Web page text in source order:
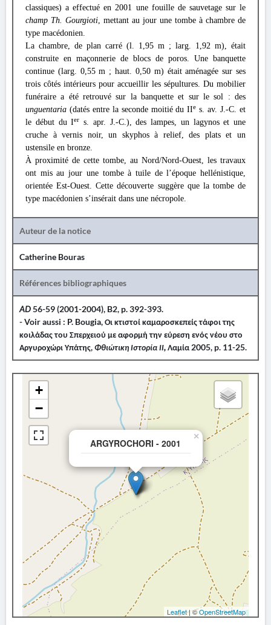
classiques) a effectué en 2001 une fouille de sauvetage sur le
champ Th. Gourgioti, mettant au jour une tombe à chambre de
type macédonien.
La chambre, de plan carré (l. 1,95 m ; larg. 1,92 m), était
construite en maçonnerie de blocs de poros. Une banquette
continue (larg. 0,55 m ; haut. 0,50 m) était aménagée sur ses
trois côtés intérieurs pour accueillir les sépultures. Du mobilier
funéraire a été retrouvé sur la banquette et sur le sol : des
unguentaria (datés entre la seconde moitié du IIe s. av. J.-C. et
le début du Ier
s. apr. J.-C.), des lampes, un lagynos et une
cruche à vernis noir, un skyphos à relief, des plats et un
ustensile en bronze.
À proximité de cette tombe, au Nord/Nord-Ouest, les travaux
ont mis au jour une tombe à tuile de l’époque hellénistique,
orientée Est-Ouest. Cette découverte suggère que la tombe de
type macédonien s’insérait dans une nécropole.
Auteur de la notice
Catherine Bouras
Références bibliographiques
AD56-59 (2001-2004), B2, p. 392-393.
- Voir aussi : P. Bougia, Οι κτιστοί καμαροσκεπείς τάφοι της
κοιλάδας του Σπερχειού με αφορμή την εύρεση ενός νέου στο
Αργυροχώρι Υπάτης,Φθιώτικη Ιστορία ΙΙ,Λαμία 2005, p. 11-25.
ARGYROCHORI - 2001
×
+
−
Leaflet| ©OpenStreetMap